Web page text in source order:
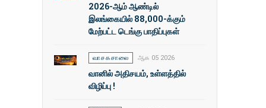
2026-ஆம் ஆண்டில்
இலங்கையில் 88,000-க்கும்
மேற்பட்ட டெங்கு பாதிப்புகள்
வாசகசாலை ஆக 05 2026
வானில் அதிசயம், உள்ளத்தில்
விழிப்பு !